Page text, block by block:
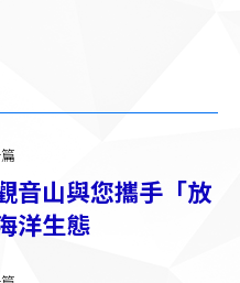
音山與您攜手「放
洋生態